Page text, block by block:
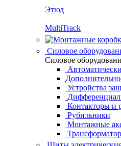
Этюд
MultiTrack
Силовое
Силовое
Устройства
Контакторы и
Рубильники
Монтажные